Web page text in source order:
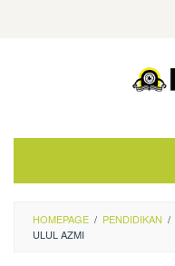
HOMEPAGE / PENDIDIKAN /
ULUL AZMI